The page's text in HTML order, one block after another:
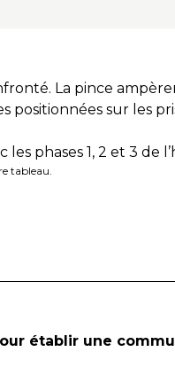
La pince
positionnées sur les
phases 1, 2 et 3 de
tableau.
établir une